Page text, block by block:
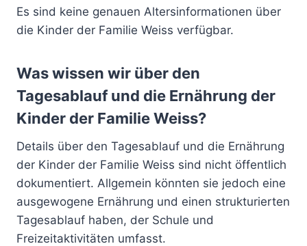
Es sind keine genauen Altersinformationen über
die Kinder der Familie Weiss verfügbar.
Was wissen wir über den
Tagesablauf und die Ernährung der
Kinder der Familie Weiss?
Details über den Tagesablauf und die Ernährung
der Kinder der Familie Weiss sind nicht öffentlich
dokumentiert. Allgemein könnten sie jedoch eine
ausgewogene Ernährung und einen strukturierten
Tagesablauf haben, der Schule und
Freizeitaktivitäten umfasst.